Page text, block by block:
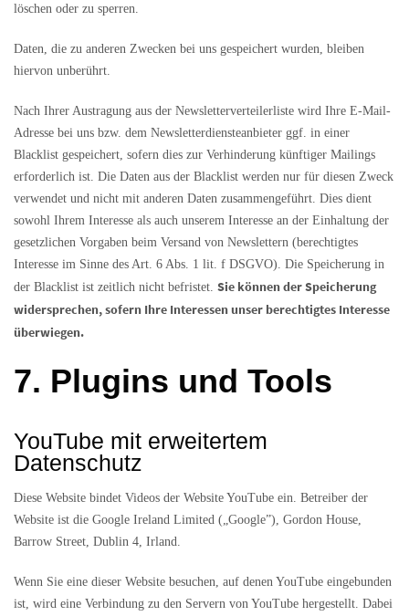
löschen oder zu sperren.
Daten, die zu anderen Zwecken bei uns gespeichert wurden, bleiben
hiervon unberührt.
Nach Ihrer Austragung aus der Newsletterverteilerliste wird Ihre E-Mail-
Adresse bei uns bzw. dem Newsletterdiensteanbieter ggf. in einer
Blacklist gespeichert, sofern dies zur Verhinderung künftiger Mailings
erforderlich ist. Die Daten aus der Blacklist werden nur für diesen Zweck
verwendet und nicht mit anderen Daten zusammengeführt. Dies dient
sowohl Ihrem Interesse als auch unserem Interesse an der Einhaltung der
gesetzlichen Vorgaben beim Versand von Newslettern (berechtigtes
Interesse im Sinne des Art. 6 Abs. 1 lit. f DSGVO). Die Speicherung in
der Blacklist ist zeitlich nicht befristet. Sie können der Speicherung
widersprechen, sofern Ihre Interessen unser berechtigtes Interesse
überwiegen.
7. Plugins und Tools
YouTube mit erweitertem
Datenschutz
Diese Website bindet Videos der Website YouTube ein. Betreiber der
Website ist die Google Ireland Limited („Google”), Gordon House,
Barrow Street, Dublin 4, Irland.
Wenn Sie eine dieser Website besuchen, auf denen YouTube eingebunden
ist, wird eine Verbindung zu den Servern von YouTube hergestellt. Dabei